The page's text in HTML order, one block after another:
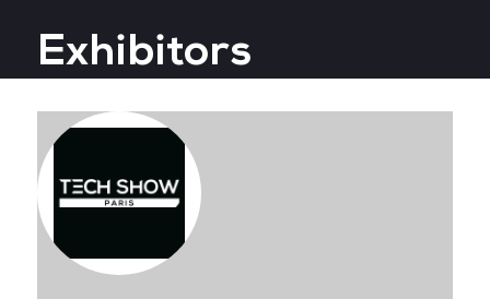
Devops Live
Cloud & Cyber Security
Data & AI Leaders Summit
Data Centre World
Exhibitors